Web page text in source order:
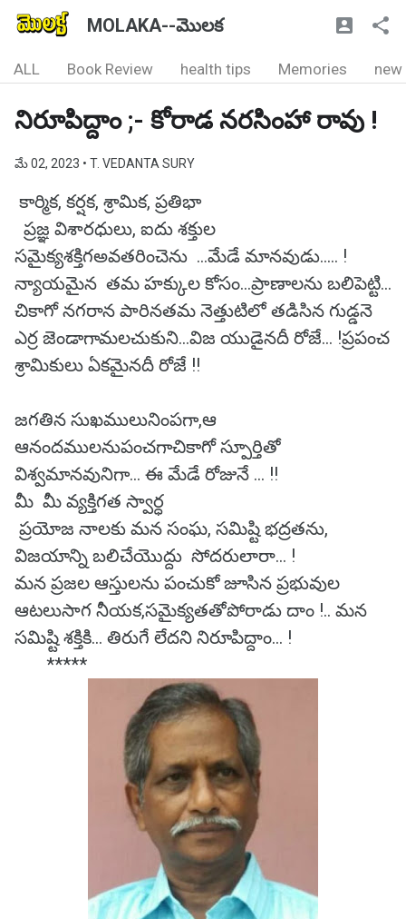
MOLAKA--మొలక
ALL Book Review health tips Memories new
నిరూపిద్దాం ;- కోరాడ నరసింహా రావు !
మే 02, 2023 • T. VEDANTA SURY
కార్మిక, కర్షక, శ్రామిక, ప్రతిభా
ప్రజ్ఞ విశారధులు, ఐదు శక్తుల
సమైక్యశక్తిగఅవతరించెను ...మేడే మానవుడు..... !
న్యాయమైన తమ హక్కుల కోసం...ప్రాణాలను బలిపెట్టి...
చికాగో నగరాన పారినతమ నెత్తుటిలో తడిసిన గుడ్డనె
ఎర్ర జెండాగామలచుకుని...విజ యుడైనదీ రోజే... !ప్రపంచ
శ్రామికులు ఏకమైనదీ రోజే !!
జగతిన సుఖములునింపగా,ఆ
ఆనందములనుపంచగాచికాగో స్పూర్తితో
విశ్వమానవునిగా... ఈ మేడే రోజునే ... !!
మీ మీ వ్యక్తిగత స్వార్ధ
ప్రయోజ నాలకు మన సంఘ, సమిష్టి భద్రతను,
విజయాన్ని బలిచేయొద్దు సోదరులారా... !
మన ప్రజల ఆస్తులను పంచుకో జూసిన ప్రభువుల
ఆటలుసాగ నీయక,సమైక్యతతోపోరాడు దాం !.. మన
సమిష్టి శక్తికి... తిరుగే లేదని నిరూపిద్దాం... !
*****